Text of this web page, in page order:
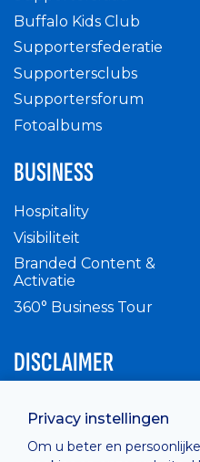
Privacy instellingen
Om u beter en
Buffalo Kids Club
Supportersfederatie
Supportersclubs
Supportersforum
Fotoalbums
BUSINESS
Hospitality
Visibiliteit
Branded Content &
Activatie
360° Business Tour
DISCLAIMER
Privacy Policy
Cashless